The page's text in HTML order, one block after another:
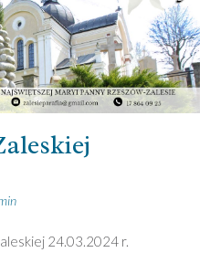
24.03.2024 r.